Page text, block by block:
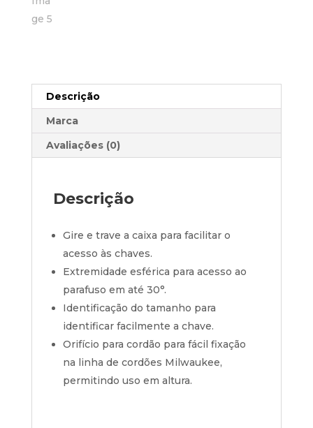
Descrição
Marca
Avaliações (0)
Descrição
Gire e trave a caixa para facilitar o
acesso às chaves.
Extremidade esférica para acesso ao
parafuso em até 30°.
Identificação do tamanho para
identificar facilmente a chave.
Orifício para cordão para fácil fixação
na linha de cordões Milwaukee,
permitindo uso em altura.